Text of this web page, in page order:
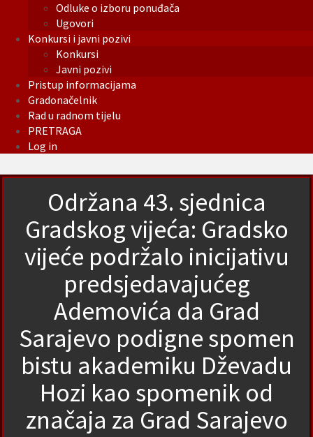
Odluke o izboru ponuđača
Ugovori
Konkursi i javni pozivi
Konkursi
Javni pozivi
Pristup informacijama
Gradonačelnik
Rad u radnom tijelu
PRETRAGA
Log in
Održana 43. sjednica
Gradskog vijeća: Gradsko
vijeće podržalo inicijativu
predsjedavajućeg
Ademovića da Grad
Sarajevo podigne spomen
bistu akademiku Dževadu
Hozi kao spomenik od
značaja za Grad Sarajevo